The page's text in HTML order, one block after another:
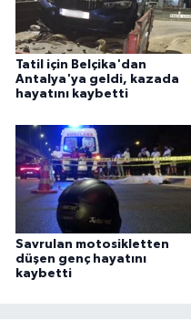
Tatil için Belçika'dan
Antalya'ya geldi, kazada
hayatını kaybetti
Savrulan motosikletten
düşen genç hayatını
kaybetti